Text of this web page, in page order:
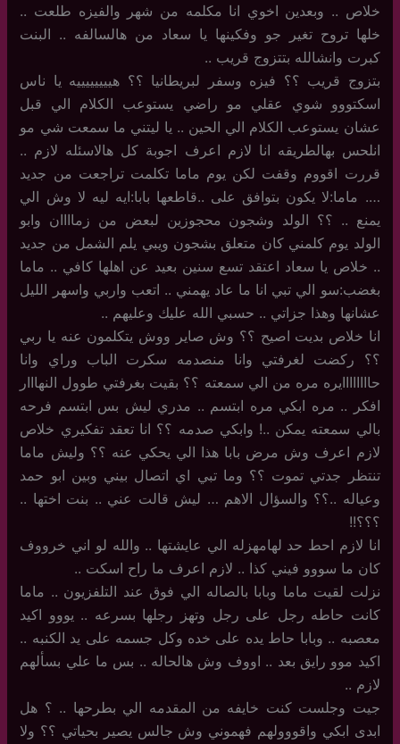
خلاص .. وبعدين اخوي انا مكلمه من شهر والفيزه طلعت ..
خلها تروح تغير جو وفكينها يا سعاد من هالسالفه .. البنت
كبرت وانشالله بتتزوج قريب ..
بتزوج قريب ؟؟ فيزه وسفر لبريطانيا ؟؟ هييييييييه يا ناس
اسكتووو شوي عقلي مو راضي يستوعب الكلام الي قبل
عشان يستوعب الكلام الي الحين .. يا ليتني ما سمعت شي مو
انلحس بهالطريقه انا لازم اعرف اجوبة كل هالاسئله لازم ..
قررت اقووم وقفت لكن يوم ماما تكلمت تراجعت من جديد
…. ماما:لا يكون بتوافق على ..قاطعها بابا:ايه ليه لا وش الي
يمنع .. ؟؟ الولد وشجون محجوزين لبعض من زماااان وابو
الولد يوم كلمني كان متعلق بشجون ويبي يلم الشمل من جديد
.. خلاص يا سعاد اعتقد تسع سنين بعيد عن اهلها كافي .. ماما
بغضب:سو الي تبي انا ما عاد يهمني .. اتعب واربي واسهر الليل
عشانها وهذا جزاتي .. حسبي الله عليك وعليهم ..
انا خلاص بديت اصيح ؟؟ وش صاير ووش يتكلمون عنه يا ربي
؟؟ ركضت لغرفتي وانا منصدمه سكرت الباب وراي وانا
حاااااااايره مره من الي سمعته ؟؟ بقيت بغرفتي طوول النهااار
افكر .. مره ابكي مره ابتسم .. مدري ليش بس ابتسم فرحه
بالي سمعته يمكن ..! وابكي صدمه ؟؟ انا تعقد تفكيري خلاص
لازم اعرف وش مرض بابا هذا الي يحكي عنه ؟؟ وليش ماما
تنتظر جدتي تموت ؟؟ وما تبي اي اتصال بيني وبين ابو حمد
وعياله ..؟؟ والسؤال الاهم … ليش قالت عني .. بنت اختها ..
؟؟؟!!
انا لازم احط حد لهامهزله الي عايشتها .. والله لو اني خرووف
كان ما سووو فيني كذا .. لازم اعرف ما راح اسكت ..
نزلت لقيت ماما وبابا بالصاله الي فوق عند التلفزيون .. ماما
كانت حاطه رجل على رجل وتهز رجلها بسرعه .. يووو اكيد
معصبه .. وبابا حاط يده على خده وكل جسمه على يد الكنبه ..
اكيد موو رايق بعد .. اووف وش هالحاله .. بس ما علي بسألهم
لازم ..
جيت وجلست كنت خايفه من المقدمه الي بطرحها .. ؟ هل
ابدى ابكي واقووولهم فهموني وش جالس يصير بحياتي ؟؟ ولا